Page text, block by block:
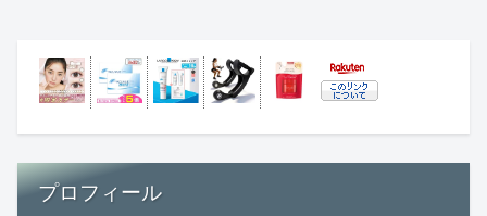
プロフィール